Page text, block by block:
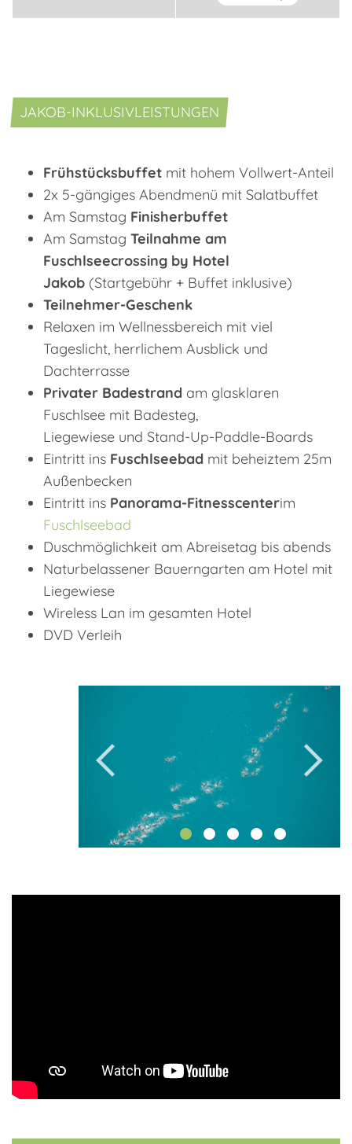
JAKOB-INKLUSIVLEISTUNGEN
Frühstücksbuffet mit hohem Vollwert-Anteil
2x 5-gängiges Abendmenü mit Salatbuffet
Am Samstag Finisherbuffet
Am Samstag Teilnahme am
Fuschlseecrossing by Hotel
Jakob (Startgebühr + Buffet inklusive)
Teilnehmer-Geschenk
Relaxen im Wellnessbereich mit viel
Tageslicht, herrlichem Ausblick und
Dachterrasse
Privater Badestrand am glasklaren
Fuschlsee mit Badesteg,
Liegewiese und Stand-Up-Paddle-Boards
Eintritt ins Fuschlseebad mit beheiztem 25m
Außenbecken
Eintritt ins Panorama-Fitnesscenterim
Fuschlseebad
Duschmöglichkeit am Abreisetag bis abends
Naturbelassener Bauerngarten am Hotel mit
Liegewiese
Wireless Lan im gesamten Hotel
DVD Verleih